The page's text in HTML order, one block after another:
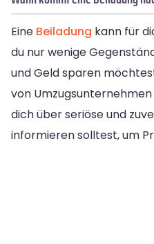
Eine Beiladung kann für
du nur wenige
und Geld sparen
von
dich über seriöse und
informieren solltest, um